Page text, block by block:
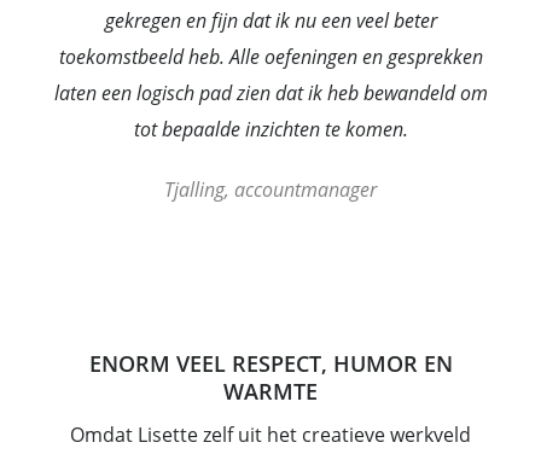
gekregen en fijn dat ik nu een veel beter
toekomstbeeld heb. Alle oefeningen en gesprekken
laten een logisch pad zien dat ik heb bewandeld om
tot bepaalde inzichten te komen.
Tjalling, accountmanager
ENORM VEEL RESPECT, HUMOR EN
WARMTE
Omdat Lisette zelf uit het creatieve werkveld